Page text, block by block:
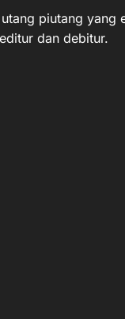
piutang yang
dan debitur.